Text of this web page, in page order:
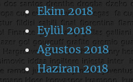
Ekim 2018
Eylül 2018
Ağustos 2018
Haziran 2018